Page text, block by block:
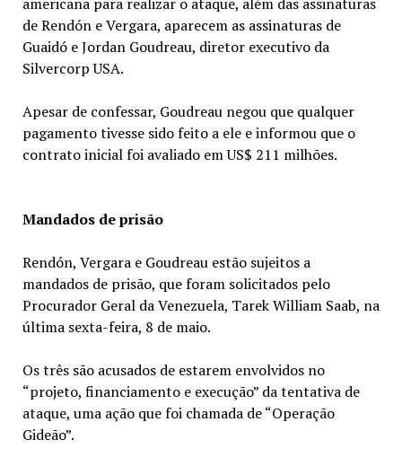
de Rendón e Vergara, aparecem as assinaturas de
Guaidó e Jordan Goudreau, diretor executivo da
Silvercorp USA.
Apesar de confessar, Goudreau negou que qualquer
pagamento tivesse sido feito a ele e informou que o
contrato inicial foi avaliado em US$ 211 milhões.
Mandados de prisão
Rendón, Vergara e Goudreau estão sujeitos a
mandados de prisão, que foram solicitados pelo
Procurador Geral da Venezuela, Tarek William Saab, na
última sexta-feira, 8 de maio.
Os três são acusados de estarem envolvidos no
“projeto, financiamento e execução” da tentativa de
ataque, uma ação que foi chamada de “Operação
Gideão”.